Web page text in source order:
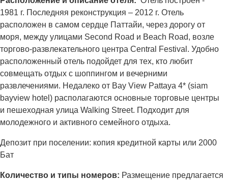
1981 г. Последняя реконструкция – 2012 г. Отель
расположен в самом сердце Паттайи, через дорогу от
моря, между улицами Second Road и Beach Road, возле
торгово-развлекательного центра Central Festival. Удобно
расположенный отель подойдет для тех, кто любит
совмещать отдых с шоппингом и вечерними
развлечениями. Недалеко от Bay View Pattaya 4* (siam
bayview hotel) располагаются основные торговые центры
и пешеходная улица Walking Street. Подходит для
молодежного и активного семейного отдыха.
Депозит при поселении: копия кредитной карты или 2000
Бат
Количество и типы номеров: Размещение предлагается